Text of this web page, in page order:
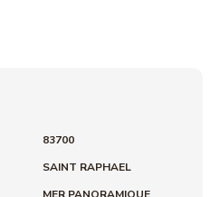
83700
SAINT RAPHAEL